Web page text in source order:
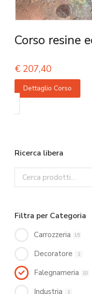
Corso resine
€ 207,40
Dettaglio Corso
Ricerca libera
Filtra per Categoria
Carrozzeria 15
Decoratore 1
Falegnameria 10
Industria 1